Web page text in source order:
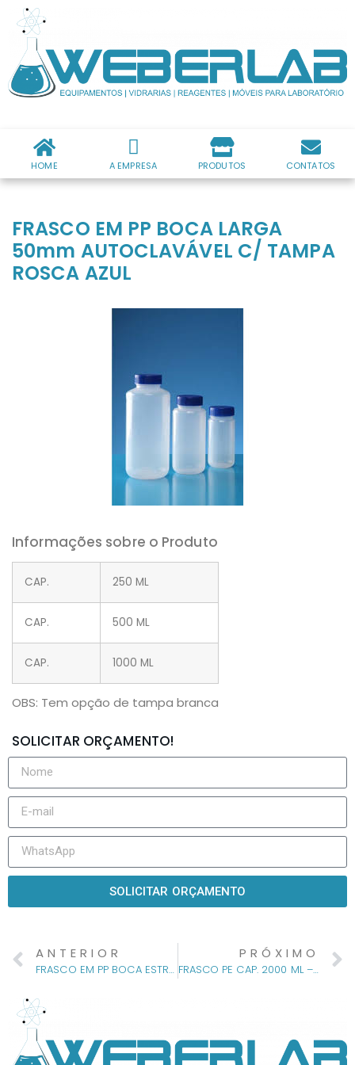
HOME A EMPRESA PRODUTOS CONTATOS
FRASCO EM PP BOCA LARGA
50mm AUTOCLAVÁVEL C/ TAMPA
ROSCA AZUL
Informações sobre o Produto
CAP. 250 ML
CAP. 500 ML
CAP. 1000 ML
OBS: Tem opção de tampa branca
SOLICITAR ORÇAMENTO!
SOLICITAR ORÇAMENTO
ANTERIOR
FRASCO EM PP BOCA ESTREITA 30mm AUTOCLAVÁVEL C/ TAMPA ROSCA
PRÓXIMO
FRASCO PE CAP. 2000 ML – SEM GRADUAÇÃO COM TAMPA LACRE E BATOQUE